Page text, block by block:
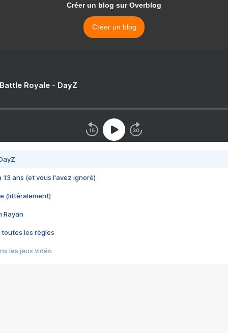
Créer un blog sur Overblog
Créer un blog
Royale - DayZ
13 ans (et vous l'avez ignoré)
(littéralement)
Rayan
toutes les règles
les jeux vidéo